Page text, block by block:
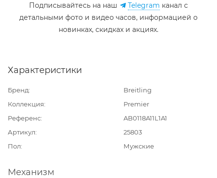
Подписывайтесь на наш Telegram канал c
детальными фото и видео часов, информацией о
новинках, скидках и акциях.
Характеристики
Бренд
Breitling
Коллекция
Premier
Референс
AB0118A11L1A1
Артикул
25803
Пол
Мужские
Механизм